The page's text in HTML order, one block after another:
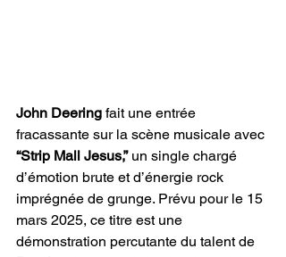
John Deering fait une entrée
fracassante sur la scène musicale avec
“Strip Mall Jesus,” un single chargé
d’émotion brute et d’énergie rock
imprégnée de grunge. Prévu pour le 15
mars 2025, ce titre est une
démonstration percutante du talent de